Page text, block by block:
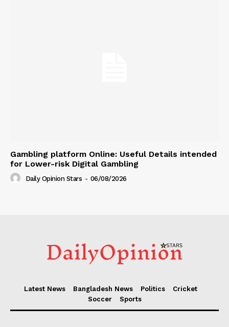
Gambling platform Online: Useful Details intended
for Lower-risk Digital Gambling
Daily Opinion Stars - 06/08/2026
Latest News Bangladesh News Politics
Cricket
Soccer
Sports